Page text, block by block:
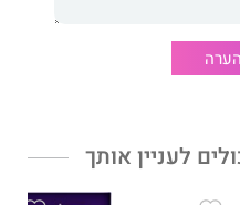
לעניין אותך